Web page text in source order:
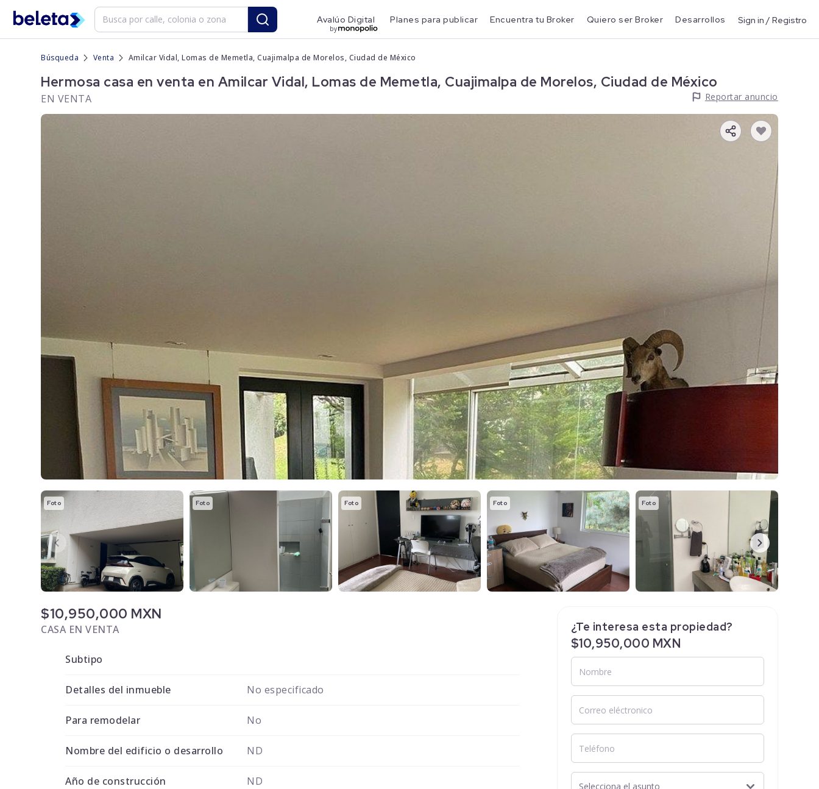
Avalúo Digital
by
Planes para publicar Encuentra tu Broker Quiero ser Broker Desarrollos Sign in / Registro
Búsqueda Venta Amilcar Vidal, Lomas de Memetla, Cuajimalpa de Morelos, Ciudad de México
Hermosa casa en venta en Amilcar Vidal, Lomas de Memetla, Cuajimalpa de Morelos, Ciudad de México
EN VENTA Reportar anuncio
Foto Foto Foto Foto Foto
$10,950,000 MXN
CASA EN VENTA
Subtipo
Detalles del inmueble No especificado
Para remodelar No
Nombre del edificio o desarrollo ND
Año de construcción ND
¿Te interesa esta propiedad?
$10,950,000 MXN